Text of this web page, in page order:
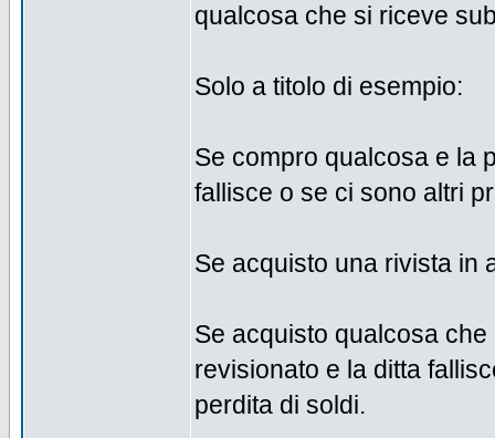
qualcosa che si riceve
Solo a titolo di esempio:
Se compro qualcosa e la
fallisce o se ci sono altri
Se acquisto una rivista in
Se acquisto qualcosa
revisionato e la ditta
perdita di soldi.